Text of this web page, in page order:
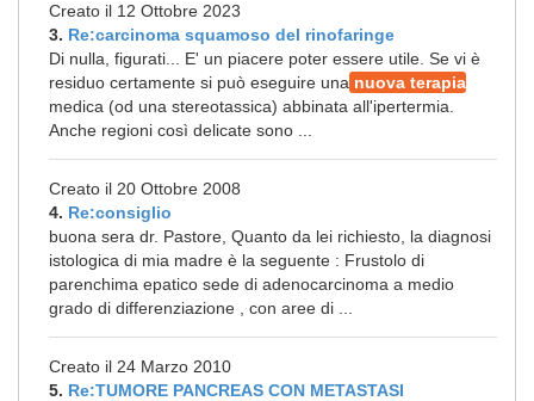
Creato il 12 Ottobre 2023
3. Re:carcinoma squamoso del rinofaringe
Di nulla, figurati... E' un piacere poter essere utile. Se vi è
residuo certamente si può eseguire una nuova terapia
medica (od una stereotassica) abbinata all'ipertermia.
Anche regioni così delicate sono ...
Creato il 20 Ottobre 2008
4. Re:consiglio
buona sera dr. Pastore, Quanto da lei richiesto, la diagnosi
istologica di mia madre è la seguente : Frustolo di
parenchima epatico sede di adenocarcinoma a medio
grado di differenziazione , con aree di ...
Creato il 24 Marzo 2010
5. Re:TUMORE PANCREAS CON METASTASI